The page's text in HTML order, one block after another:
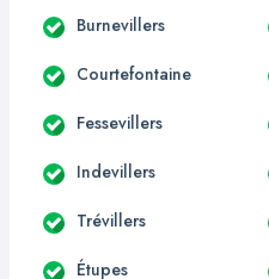
Burnevillers
Courtefontaine
Fessevillers
Indevillers
Trévillers
Étupes